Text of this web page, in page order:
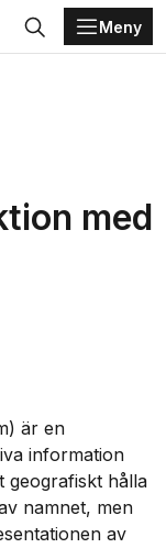
Sök
Meny
med
är en
information
geografiskt hålla
namnet, men
av